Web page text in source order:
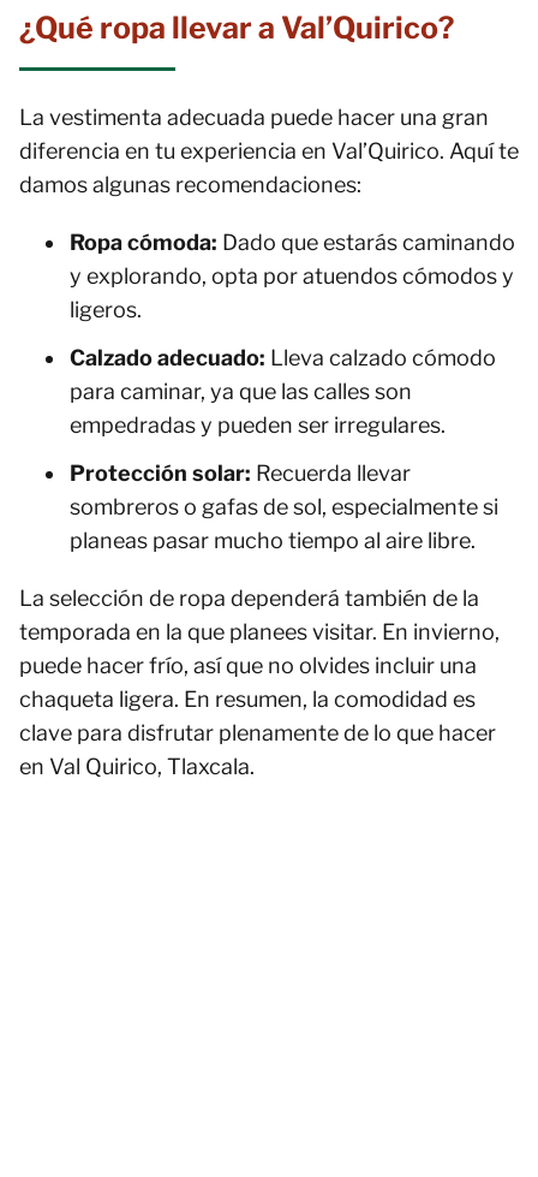
¿Qué ropa llevar a Val’Quirico?
La vestimenta adecuada puede hacer una gran
diferencia en tu experiencia en Val’Quirico. Aquí te
damos algunas recomendaciones:
Ropa cómoda: Dado que estarás caminando
y explorando, opta por atuendos cómodos y
ligeros.
Calzado adecuado: Lleva calzado cómodo
para caminar, ya que las calles son
empedradas y pueden ser irregulares.
Protección solar: Recuerda llevar
sombreros o gafas de sol, especialmente si
planeas pasar mucho tiempo al aire libre.
La selección de ropa dependerá también de la
temporada en la que planees visitar. En invierno,
puede hacer frío, así que no olvides incluir una
chaqueta ligera. En resumen, la comodidad es
clave para disfrutar plenamente de lo que hacer
en Val Quirico, Tlaxcala.